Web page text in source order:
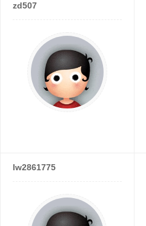
zd507
lw2861775